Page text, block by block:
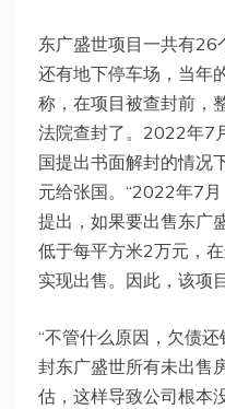
东广盛世项目一共有26
还有地下停车场，当年
称，在项目被查封前，
法院查封了。2022年7
国提出书面解封的情况
元给张国。“2022年7
提出，如果要出售东广
低于每平方米2万元，
实现出售。因此，该项
“不管什么原因，欠债
封东广盛世所有未出售
估，这样导致公司根本